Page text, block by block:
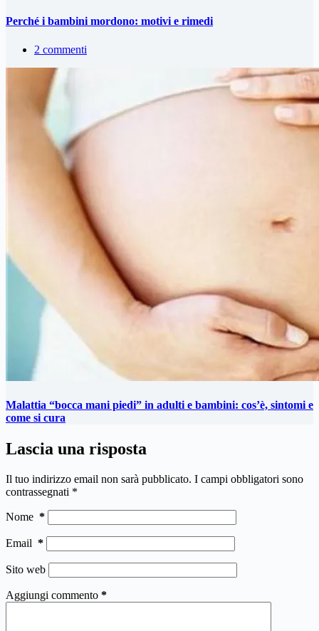
Perché i bambini mordono: motivi e rimedi
2 commenti
Malattia “bocca mani piedi” in adulti e bambini: cos’è, sintomi e
come si cura
Lascia una risposta
Il tuo indirizzo email non sarà pubblicato. I campi obbligatori sono
contrassegnati *
Nome *
Email *
Sito web
Aggiungi commento *